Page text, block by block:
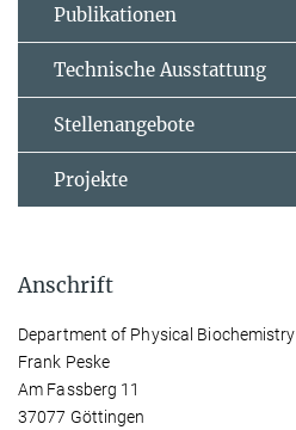
Publikationen
Technische Ausstattung
Stellenangebote
Projekte
Anschrift
Department of Physical Biochemistry
Frank Peske
Am Fassberg 11
37077 Göttingen